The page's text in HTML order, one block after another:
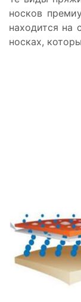
носков
находится на
носках,